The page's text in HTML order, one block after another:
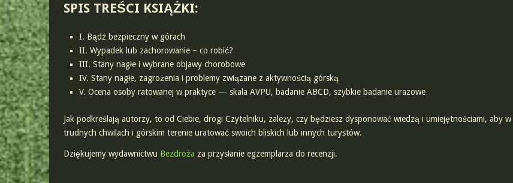
SPIS TREŚCI KSIĄŻKI:
I. Bądź bezpieczny w górach
II. Wypadek lub zachorowanie – co robić?
III. Stany nagłe i wybrane objawy chorobowe
IV. Stany nagłe, zagrożenia i problemy związane z aktywnością górską
V. Ocena osoby ratowanej w praktyce — skala AVPU, badanie ABCD, szybkie badanie urazowe
Jak podkreślają autorzy, to od Ciebie, drogi Czytelniku, zależy, czy będziesz dysponować wiedzą i umiejętnościami, aby w
trudnych chwilach i górskim terenie uratować swoich bliskich lub innych turystów.
Dziękujemy wydawnictwu Bezdroża za przysłanie egzemplarza do recenzji.